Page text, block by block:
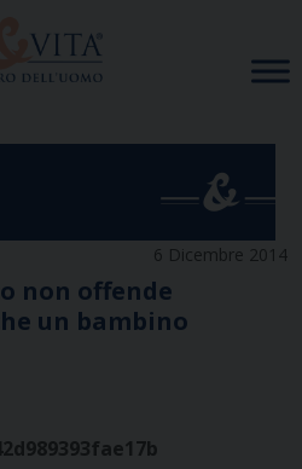
6 Dicembre 2014
non offende
un bambino